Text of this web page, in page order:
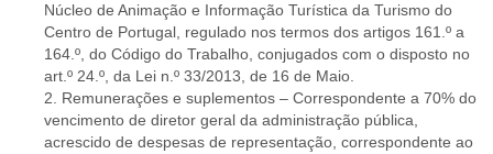
Núcleo de Animação e Informação Turística da Turismo do
Centro de Portugal, regulado nos termos dos artigos 161.º a
164.º, do Código do Trabalho, conjugados com o disposto no
art.º 24.º, da Lei n.º 33/2013, de 16 de Maio.
2. Remunerações e suplementos – Correspondente a 70% do
vencimento de diretor geral da administração pública,
acrescido de despesas de representação, correspondente ao